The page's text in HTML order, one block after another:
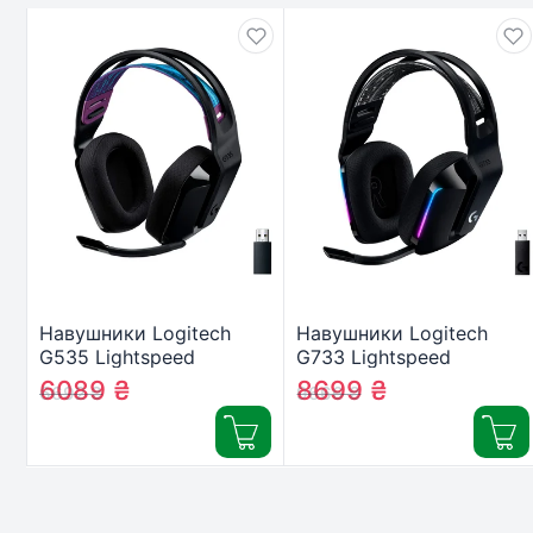
Навушники Logitech
G535 Lightspeed
Wireless Gaming Headset
Black (981-000972)
6692₴
6089 ₴
Навушники Logitech
G733 Lightspeed
Wireless RGB Gaming
Headset Black (981-
9666₴
8699 ₴